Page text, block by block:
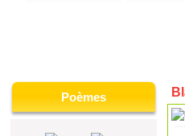
Poèmes